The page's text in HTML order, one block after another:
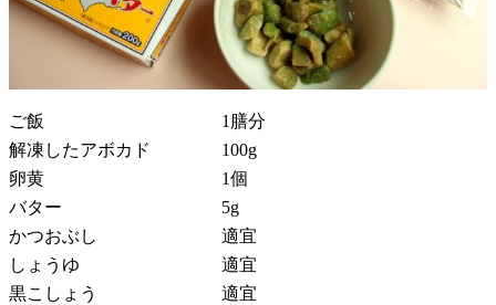
ご飯 1膳分
解凍したアボカド 100g
卵黄 1個
バター 5g
かつおぶし 適宜
しょうゆ 適宜
黒こしょう 適宜